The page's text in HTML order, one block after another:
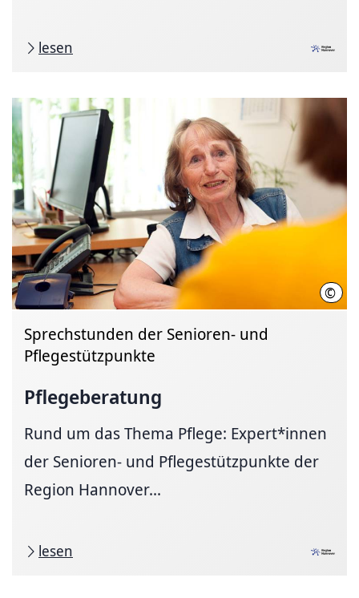
lesen
©
Sprechstunden der Senioren- und
Pflegestützpunkte
Pflegeberatung
Rund um das Thema Pflege: Expert*innen
der Senioren- und Pflegestützpunkte der
Region Hannover...
lesen